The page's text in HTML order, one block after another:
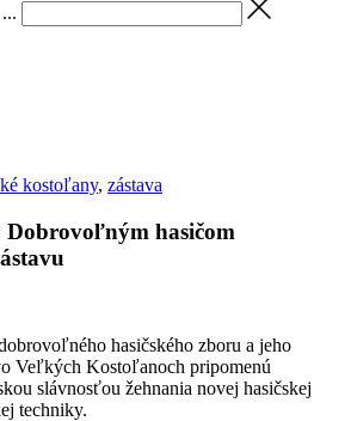
kostoľany, zástava
hasičom
hasičského zboru a jeho
Veľkých Kostoľanoch pripomenú
slávnosťou žehnania novej hasičskej
techniky.